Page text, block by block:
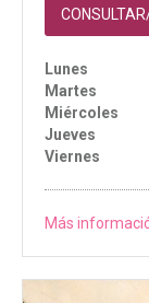
Lunes
Martes
Miércoles
Jueves
Viernes
Más